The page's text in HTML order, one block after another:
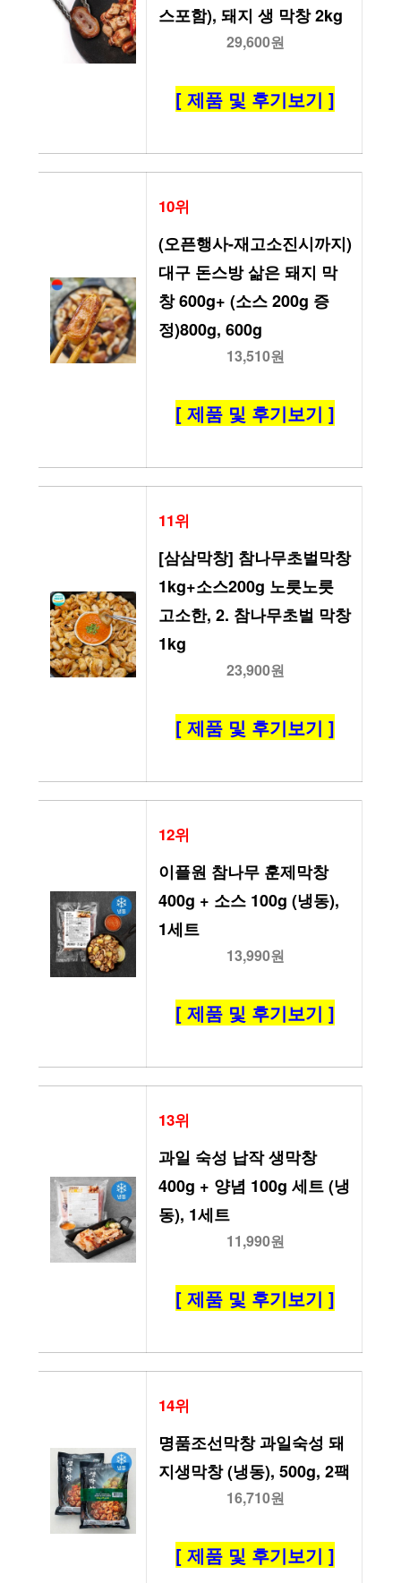
스포함), 돼지 생 막창 2kg
29,600원
[ 제품 및 후기보기 ]
10위
(오픈행사-재고소진시까지)
대구 돈스방 삶은 돼지 막
창 600g+ (소스 200g 증
정)800g, 600g
13,510원
[ 제품 및 후기보기 ]
11위
[삼삼막창] 참나무초벌막창
1kg+소스200g 노릇노릇
고소한, 2. 참나무초벌 막창
1kg
23,900원
[ 제품 및 후기보기 ]
12위
이플원 참나무 훈제막창
400g + 소스 100g (냉동),
1세트
13,990원
[ 제품 및 후기보기 ]
13위
과일 숙성 납작 생막창
400g + 양념 100g 세트 (냉
동), 1세트
11,990원
[ 제품 및 후기보기 ]
14위
명품조선막창 과일숙성 돼
지생막창 (냉동), 500g, 2팩
16,710원
[ 제품 및 후기보기 ]